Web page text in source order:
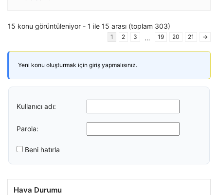
15 konu görüntüleniyor - 1 ile 15 arası (toplam 303)
1 2 3 … 19 20 21 →
Yeni konu oluşturmak için giriş yapmalısınız.
Kullanıcı adı:
Parola:
Beni hatırla
Hava Durumu